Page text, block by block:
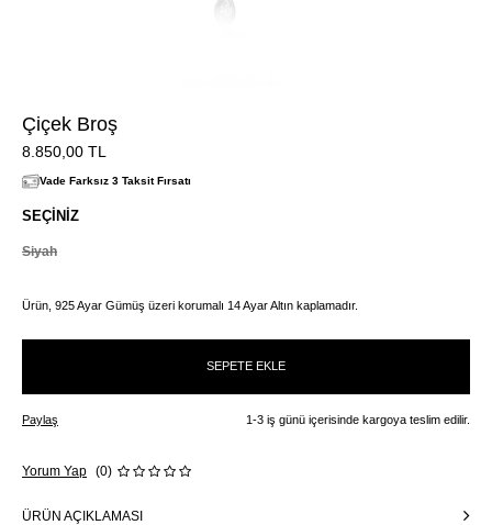
Çiçek Broş
8.850,00 TL
Vade Farksız 3 Taksit Fırsatı
Ürün, 925 Ayar Gümüş üzeri korumalı 14 Ayar Altın kaplamadır.
SEÇINIZ
Siyah
SEPETE EKLE
Paylaş 1-3 iş günü içerisinde kargoya teslim edilir.
Yorum Yap (0)
ÜRÜN AÇIKLAMASI